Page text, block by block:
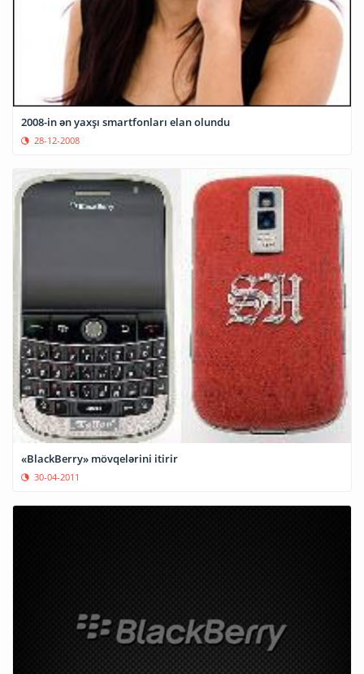
2008-in ən yaxşı smartfonları elan olundu
28-12-2008
«BlackBerry» mövqelərini itirir
30-04-2011